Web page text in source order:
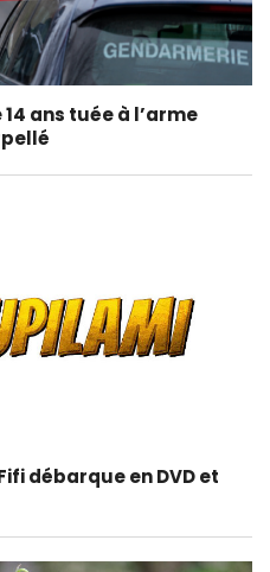
ans tuée à l’arme
débarque en DVD et